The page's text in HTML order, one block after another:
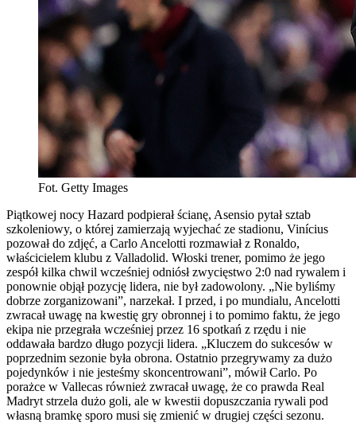
Fot. Getty Images
Piątkowej nocy Hazard podpierał ścianę, Asensio pytał sztab
szkoleniowy, o której zamierzają wyjechać ze stadionu, Vinícius
pozował do zdjęć, a Carlo Ancelotti rozmawiał z Ronaldo,
właścicielem klubu z Valladolid. Włoski trener, pomimo że jego
zespół kilka chwil wcześniej odniósł zwycięstwo 2:0 nad rywalem i
ponownie objął pozycję lidera, nie był zadowolony. „Nie byliśmy
dobrze zorganizowani”, narzekał. I przed, i po mundialu, Ancelotti
zwracał uwagę na kwestię gry obronnej i to pomimo faktu, że jego
ekipa nie przegrała wcześniej przez 16 spotkań z rzędu i nie
oddawała bardzo długo pozycji lidera. „Kluczem do sukcesów w
poprzednim sezonie była obrona. Ostatnio przegrywamy za dużo
pojedynków i nie jesteśmy skoncentrowani”, mówił Carlo. Po
porażce w Vallecas również zwracał uwagę, że co prawda Real
Madryt strzela dużo goli, ale w kwestii dopuszczania rywali pod
własną bramkę sporo musi się zmienić w drugiej części sezonu.